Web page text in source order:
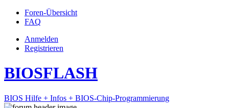
Foren-Übersicht
FAQ
Anmelden
Registrieren
BIOSFLASH
BIOS Hilfe + Infos + BIOS-Chip-Programmierung